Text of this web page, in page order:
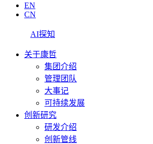
EN
CN
AI探知
关于康哲
集团介绍
管理团队
大事记
可持续发展
创新研究
研发介绍
创新管线